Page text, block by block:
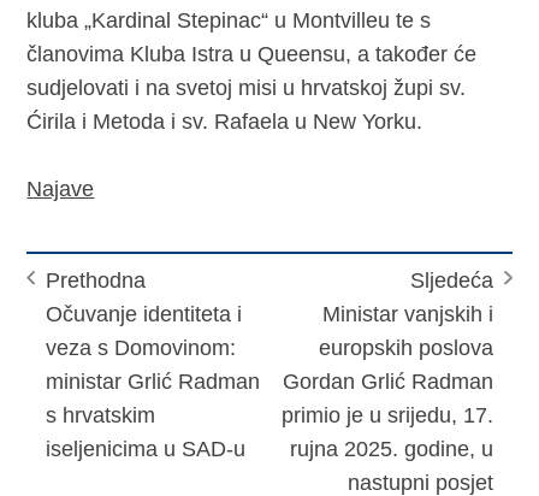
kluba „Kardinal Stepinac“ u Montvilleu te s
članovima Kluba Istra u Queensu, a također će
sudjelovati i na svetoj misi u hrvatskoj župi sv.
Ćirila i Metoda i sv. Rafaela u New Yorku.
Najave
Prethodna
Očuvanje identiteta i
veza s Domovinom:
ministar Grlić Radman
s hrvatskim
iseljenicima u SAD-u
Sljedeća
Ministar vanjskih i
europskih poslova
Gordan Grlić Radman
primio je u srijedu, 17.
rujna 2025. godine, u
nastupni posjet